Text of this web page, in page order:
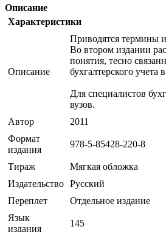
Описание
Характеристики
Описание
Приводятся термины и
Во втором издании
понятия, тесно
бухгалтерского
Для специалистов
вузов.
Автор
2011
Формат
издания
978-5-85428-220-8
Тираж
Мягкая обложка
Издательство Русский
Переплет
Отдельное издание
Язык
издания
145